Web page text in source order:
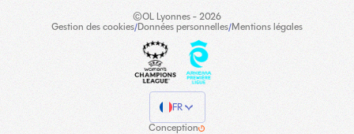
©OL Lyonnes - 2026
Gestion des cookies/Données personnelles/Mentions légales
FR
Conception